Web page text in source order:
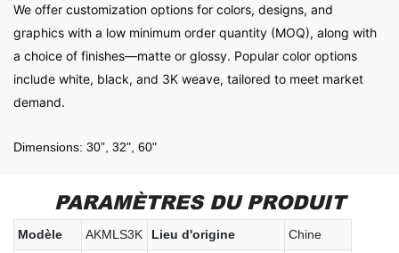
We offer customization options for colors, designs, and
graphics with a low minimum order quantity (MOQ), along with
a choice of finishes—matte or glossy. Popular color options
include white, black, and 3K weave, tailored to meet market
demand.
Dimensions: 30”, 32", 60"
PARAMÈTRES DU PRODUIT
Modèle AKMLS3K Lieu d'origine Chine